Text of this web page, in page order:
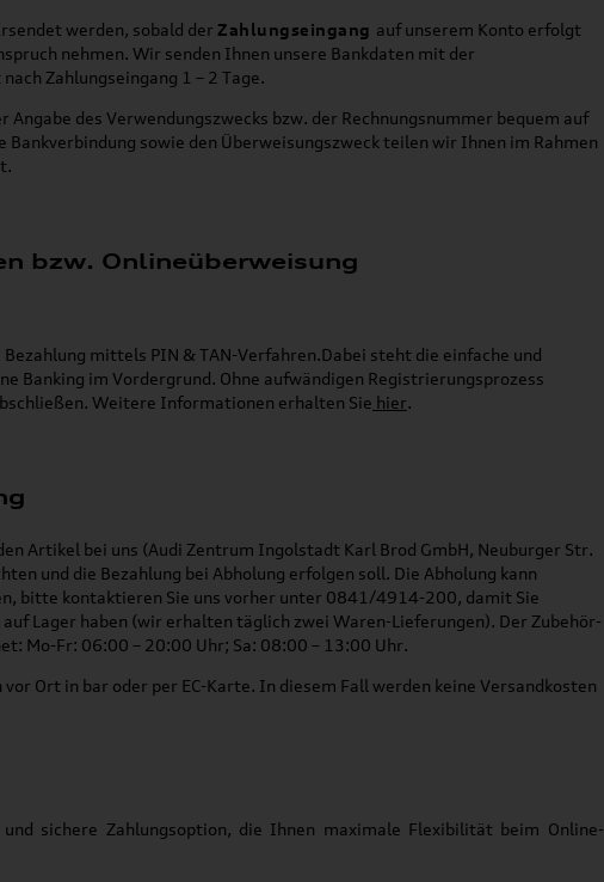
werden, sobald der Zahlungseingang auf unserem Konto erfolgt
nehmen. Wir senden Ihnen unsere Bankdaten mit der
Zahlungseingang 1 – 2 Tage.
Angabe des Verwendungszwecks bzw. der Rechnungsnummer bequem auf
Bankverbindung sowie den Überweisungszweck teilen wir Ihnen im Rahmen
bzw. Onlineüberweisung
mittels PIN & TAN-Verfahren.Dabei steht die einfache und
Banking im Vordergrund. Ohne aufwändigen Registrierungsprozess
Weitere Informationen erhalten Sie hier.
Artikel bei uns (Audi Zentrum Ingolstadt Karl Brod GmbH, Neuburger Str.
und die Bezahlung bei Abholung erfolgen soll. Die Abholung kann
bitte kontaktieren Sie uns vorher unter 0841/4914-200, damit Sie
Lager haben (wir erhalten täglich zwei Waren-Lieferungen). Der Zubehör-
Mo-Fr: 06:00 – 20:00 Uhr; Sa: 08:00 – 13:00 Uhr.
Ort in bar oder per EC-Karte. In diesem Fall werden keine Versandkosten
sichere Zahlungsoption, die Ihnen maximale Flexibilität beim Online-